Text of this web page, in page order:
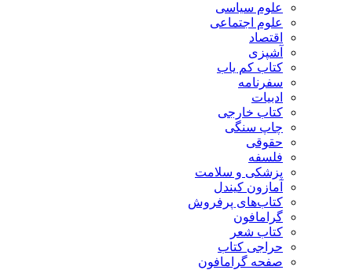
علوم سیاسی
علوم اجتماعی
اقتصاد
آشپزی
کتاب کم یاب
سفرنامه
ادبیات
کتاب خارجی
چاپ سنگی
حقوقی
فلسفه
پزشکی و سلامت
آمازون کیندل
کتاب‌های پرفروش
گرامافون
کتاب شعر
حراجی کتاب
صفحه گرامافون